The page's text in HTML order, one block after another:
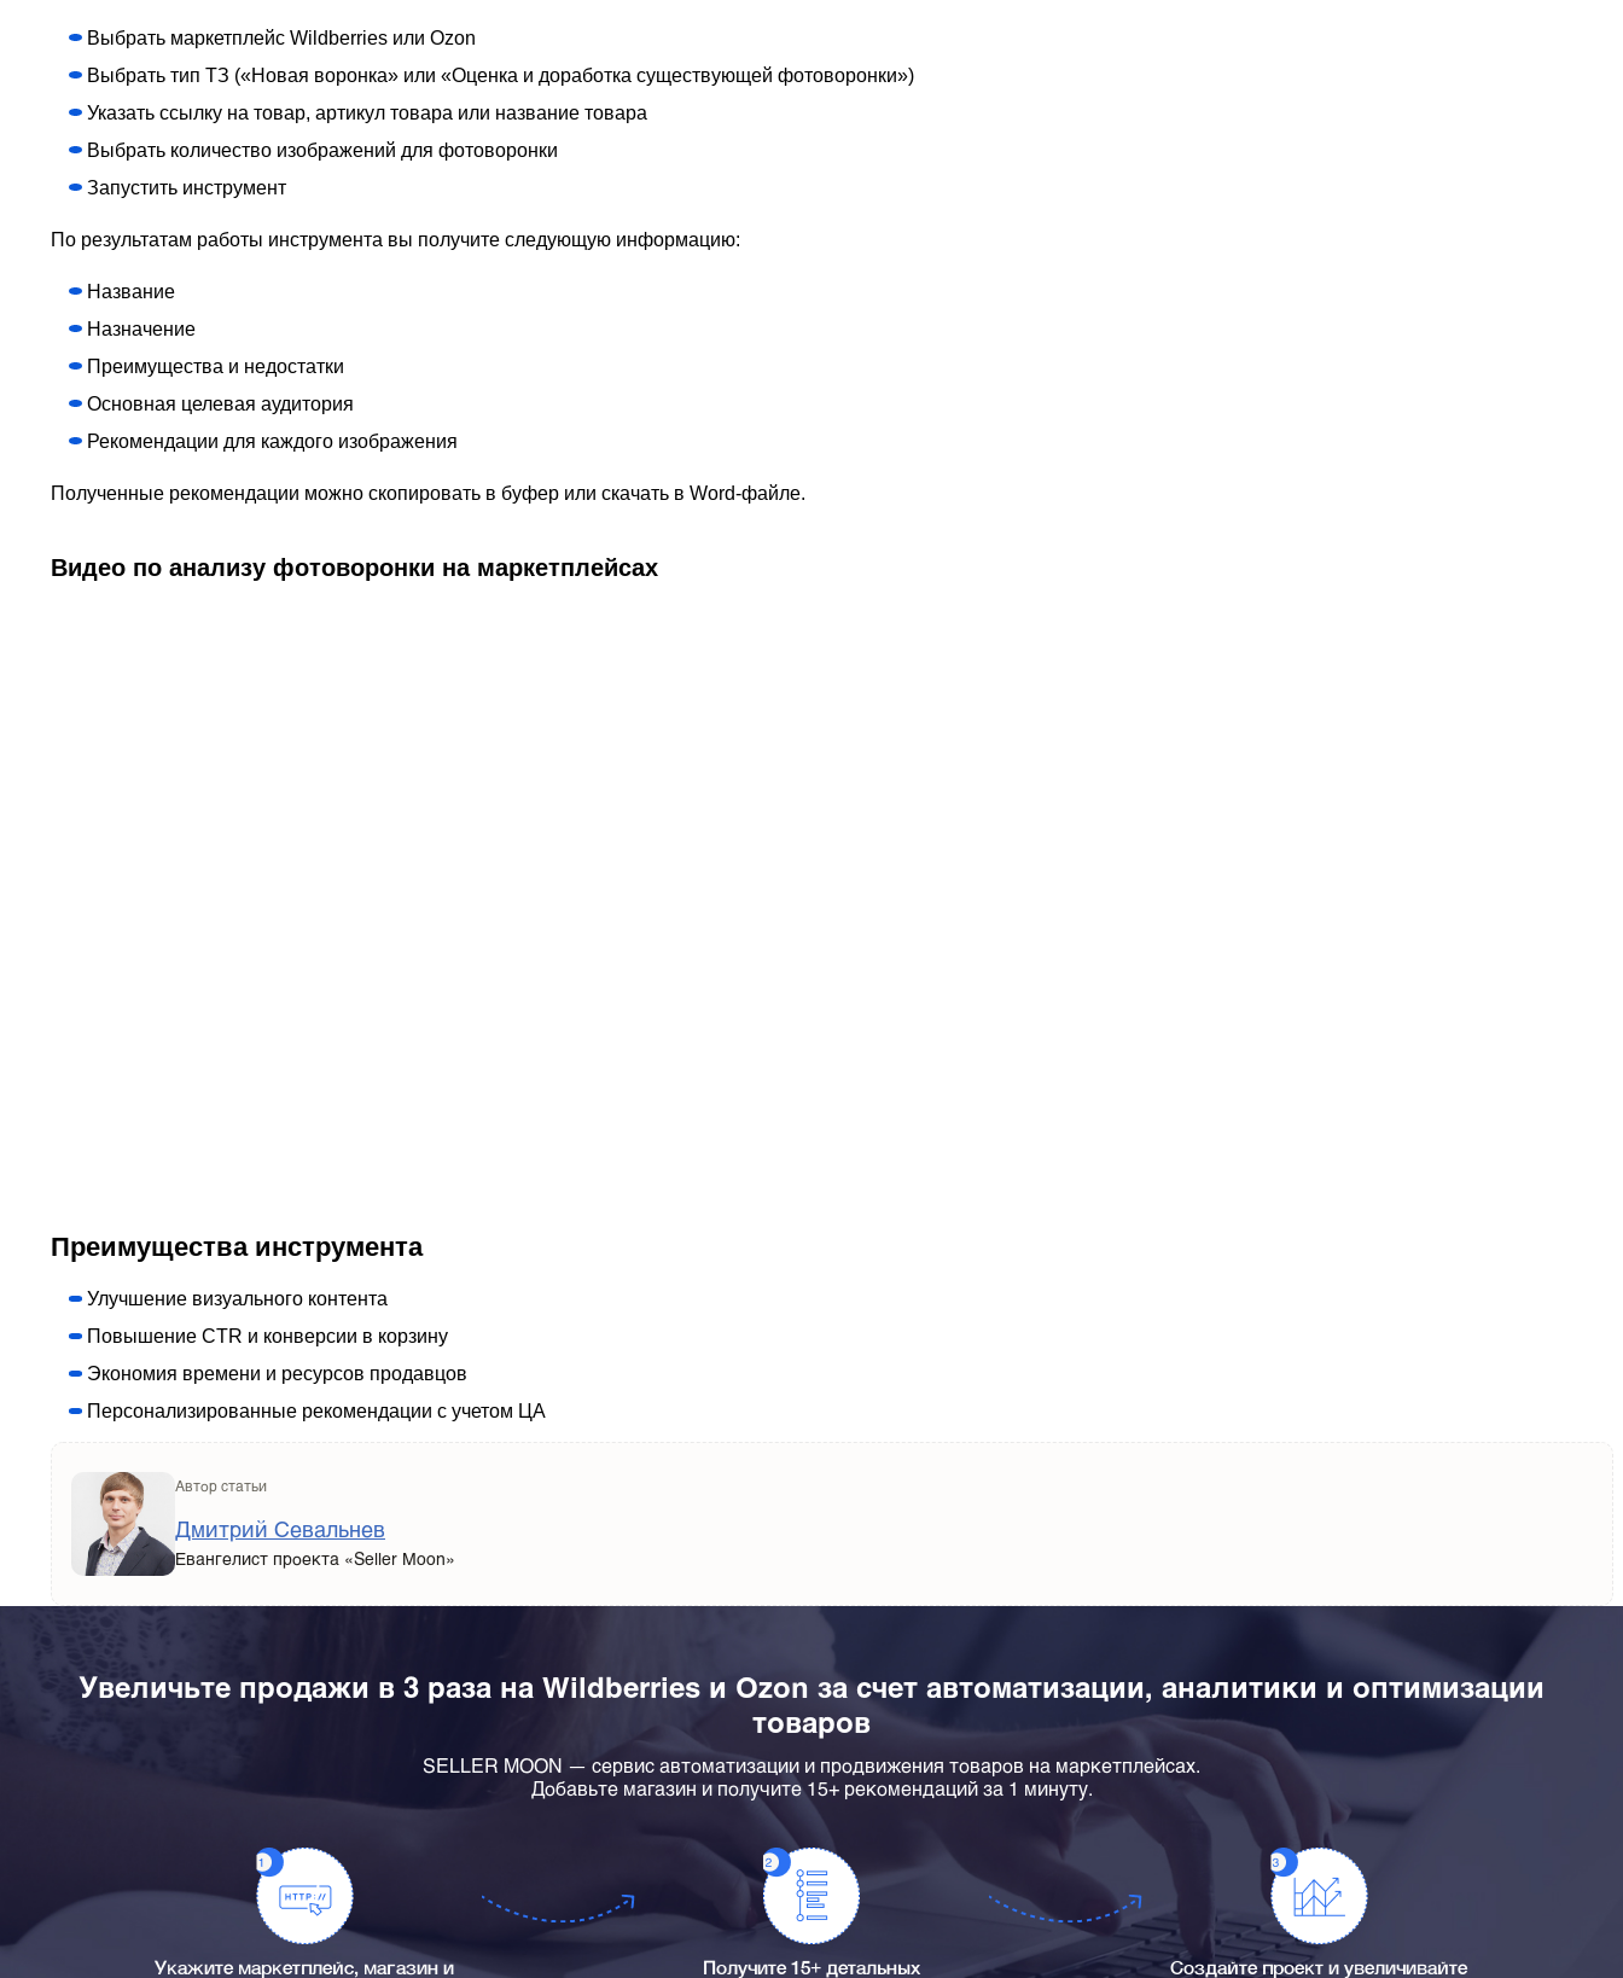
Выбрать маркетплейс Wildberries или Ozon
Выбрать тип ТЗ («Новая воронка» или «Оценка и доработка существующей фотоворонки»)
Указать ссылку на товар, артикул товара или название товара
Выбрать количество изображений для фотоворонки
Запустить инструмент
По результатам работы инструмента вы получите следующую информацию:
Название
Назначение
Преимущества и недостатки
Основная целевая аудитория
Рекомендации для каждого изображения
Полученные рекомендации можно скопировать в буфер или скачать в Word-файле.
Видео по анализу фотоворонки на маркетплейсах
Преимущества инструмента
Улучшение визуального контента
Повышение CTR и конверсии в корзину
Экономия времени и ресурсов продавцов
Персонализированные рекомендации с учетом ЦА
Автор статьи
Дмитрий Севальнев
Евангелист проекта «Seller Moon»
Увеличьте продажи в 3 раза на Wildberries и Ozon за счет автоматизации, аналитики и оптимизации
товаров
SELLER MOON — сервис автоматизации и продвижения товаров на маркетплейсах.
Добавьте магазин и получите 15+ рекомендаций за 1 минуту.
Укажите маркетплейс, магазин и Получите 15+ детальных Создайте проект и увеличивайте